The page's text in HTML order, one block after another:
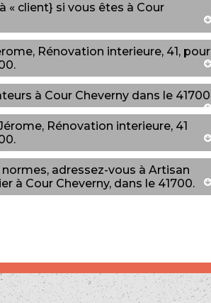
« client} si vous êtes à Cour
Rénovation interieure, 41, pour
à Cour Cheverny dans le 41700
Rénovation interieure, 41
adressez-vous à Artisan
à Cour Cheverny, dans le 41700.